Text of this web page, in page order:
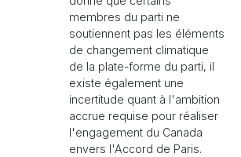
membres du parti ne
soutiennent pas les éléments
de changement climatique
de la plate-forme du parti, il
existe également une
incertitude quant à l'ambition
accrue requise pour réaliser
l'engagement du Canada
envers l'Accord de Paris.